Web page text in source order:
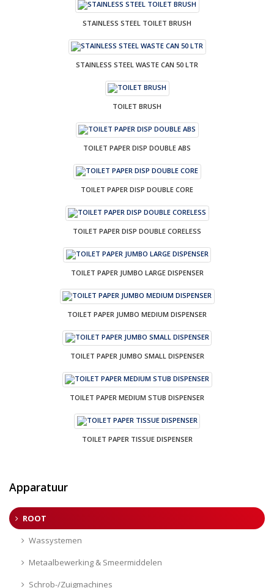
STAINLESS STEEL TOILET BRUSH
STAINLESS STEEL WASTE CAN 50 LTR
TOILET BRUSH
TOILET PAPER DISP DOUBLE ABS
TOILET PAPER DISP DOUBLE CORE
TOILET PAPER DISP DOUBLE CORELESS
TOILET PAPER JUMBO LARGE DISPENSER
TOILET PAPER JUMBO MEDIUM DISPENSER
TOILET PAPER JUMBO SMALL DISPENSER
TOILET PAPER MEDIUM STUB DISPENSER
TOILET PAPER TISSUE DISPENSER
Apparatuur
ROOT
Wassystemen
Metaalbewerking & Smeermiddelen
Schrob-/Zuigmachines